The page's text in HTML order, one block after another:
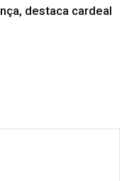
destaca cardeal